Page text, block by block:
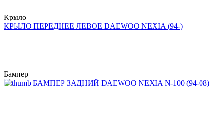
Крыло
КРЫЛО ПЕРЕДНЕЕ ЛЕВОЕ DAEWOO NEXIA (94-)
Бампер
БАМПЕР ЗАДНИЙ DAEWOO NEXIA N-100 (94-08)